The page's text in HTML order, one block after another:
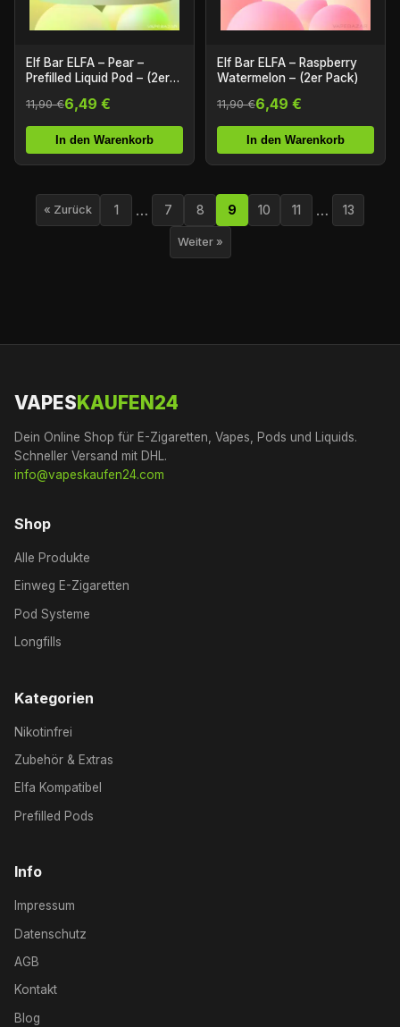
Elf Bar ELFA – Pear –
Prefilled Liquid Pod – (2er
11,90 €6,49 €
In den Warenkorb
Elf Bar ELFA – Raspberry
Watermelon – (2er Pack)
11,90 €6,49 €
In den Warenkorb
« Zurück 1 … 7 8 9 10 11 … 13
Weiter »
VAPESKAUFEN24
Dein Online Shop für E-Zigaretten, Vapes, Pods und Liquids.
Schneller Versand mit DHL.
info@vapeskaufen24.com
Shop
Alle Produkte
Einweg E-Zigaretten
Pod Systeme
Longfills
Kategorien
Nikotinfrei
Zubehör & Extras
Elfa Kompatibel
Prefilled Pods
Info
Impressum
Datenschutz
AGB
Kontakt
Blog